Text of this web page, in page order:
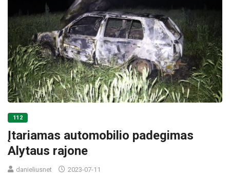
112
Įtariamas automobilio padegimas
Alytaus rajone
danieliusnet 2023-07-11